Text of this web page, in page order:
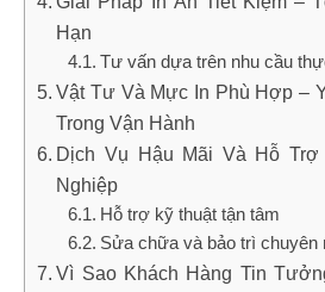
Hạn
Tư vấn dựa trên nhu cầu
Vật Tư Và Mực In Phù Hợp –
Trong Vận Hành
Dịch Vụ Hậu Mãi Và Hỗ Trợ
Nghiệp
Hỗ trợ kỹ thuật tận tâm
Sửa chữa và bảo trì chuyên
Vì Sao Khách Hàng Tin